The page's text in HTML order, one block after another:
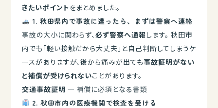
きたいポイントをまとめました。
1. 秋田県内で事故に遭ったら、まずは警察へ連絡
事故の大小に関わらず、必ず警察へ通報 します。 秋田市
内でも「軽い接触だから大丈夫」と自己判断してしまうケ
ースがありますが、後から痛みが出ても事故証明がない
と補償が受けられないことがあります。
交通事故証明 — 補償に必須となる書類
2. 秋田市内の医療機関で検査を受ける